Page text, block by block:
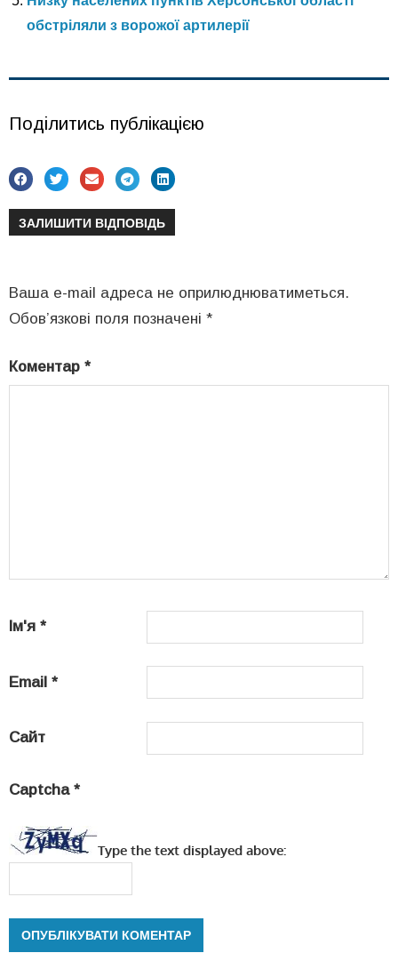
обстріляли з ворожої артилерії
Поділитись публікацією
ЗАЛИШИТИ ВІДПОВІДЬ
Ваша e-mail адреса не оприлюднюватиметься.
Обов’язкові поля позначені *
Коментар *
Ім'я *
Email *
Сайт
Captcha *
Type the text displayed above: